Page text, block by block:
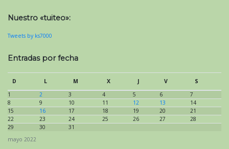
Nuestro «tuiteo»:
Tweets by ks7000
Entradas por fecha
mayo 2022
D L M X J V
S
1
2 3 4 5 6
7
8
9 10 11 12 13
14
15
16 17 18 19 20
21
22
23 24 25 26 27
28
29
30 31